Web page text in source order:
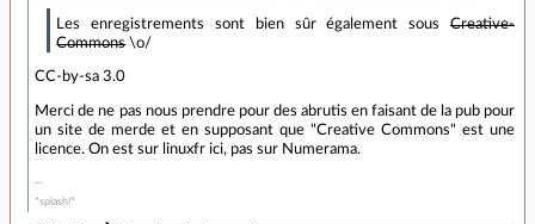
Les enregistrements sont bien sûr également sous Creative-
Commons\o/
CC-by-sa 3.0
Merci de ne pas nous prendre pour des abrutis en faisant de la pub pour
un site de merde et en supposant que "Creative Commons" est une
licence. On est sur linuxfr ici, pas sur Numerama.
*splash!*